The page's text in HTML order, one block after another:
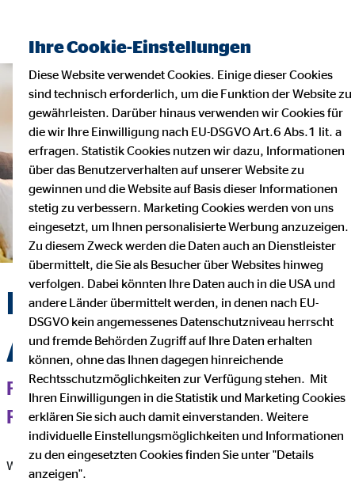
Private
Altersvorsorge
FINANZIELLE SICHERHEIT IM
RUHESTAND
Wie gut wirst du im Alter leben können? Die
Ihre Cookie-Einstellungen
Diese Website verwendet Cookies. Einige dieser Cookies
sind technisch erforderlich, um die Funktion der Website zu
gewährleisten. Darüber hinaus verwenden wir Cookies für
die wir Ihre Einwilligung nach EU-DSGVO Art.6 Abs.1 lit. a
erfragen. Statistik Cookies nutzen wir dazu, Informationen
über das Benutzerverhalten auf unserer Website zu
gewinnen und die Website auf Basis dieser Informationen
stetig zu verbessern. Marketing Cookies werden von uns
eingesetzt, um Ihnen personalisierte Werbung anzuzeigen.
Zu diesem Zweck werden die Daten auch an Dienstleister
übermittelt, die Sie als Besucher über Websites hinweg
verfolgen. Dabei könnten Ihre Daten auch in die USA und
andere Länder übermittelt werden, in denen nach EU-
DSGVO kein angemessenes Datenschutzniveau herrscht
und fremde Behörden Zugriff auf Ihre Daten erhalten
können, ohne das Ihnen dagegen hinreichende
Rechtsschutzmöglichkeiten zur Verfügung stehen. Mit
Ihren Einwilligungen in die Statistik und Marketing Cookies
erklären Sie sich auch damit einverstanden. Weitere
individuelle Einstellungsmöglichkeiten und Informationen
zu den eingesetzten Cookies finden Sie unter "Details
anzeigen".